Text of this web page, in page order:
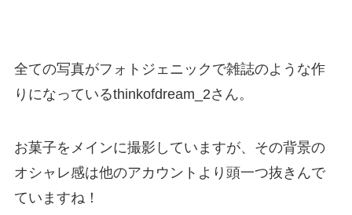
全ての写真がフォトジェニックで雑誌のような作
りになっているthinkofdream_2さん。
お菓子をメインに撮影していますが、その背景の
オシャレ感は他のアカウントより頭一つ抜きんで
ていますね！